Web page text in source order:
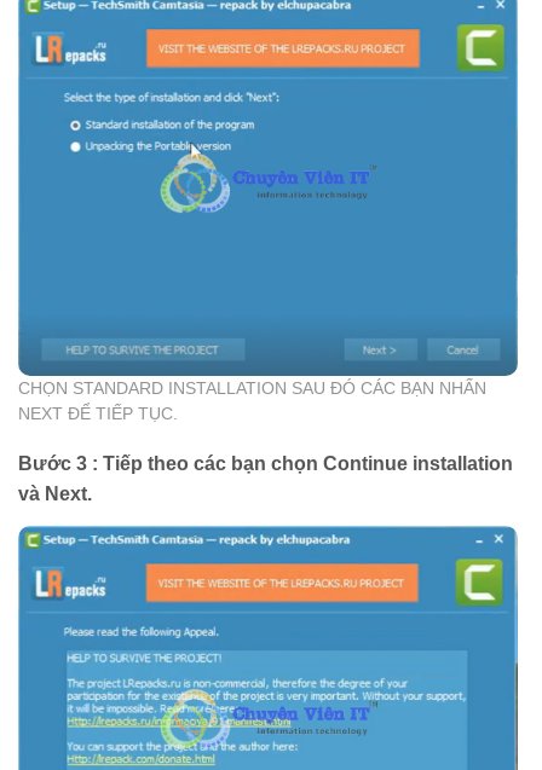
CHỌN STANDARD INSTALLATION SAU ĐÓ CÁC BẠN NHẤN
NEXT ĐỂ TIẾP TỤC.
Bước 3 : Tiếp theo các bạn chọn Continue installation
và Next.